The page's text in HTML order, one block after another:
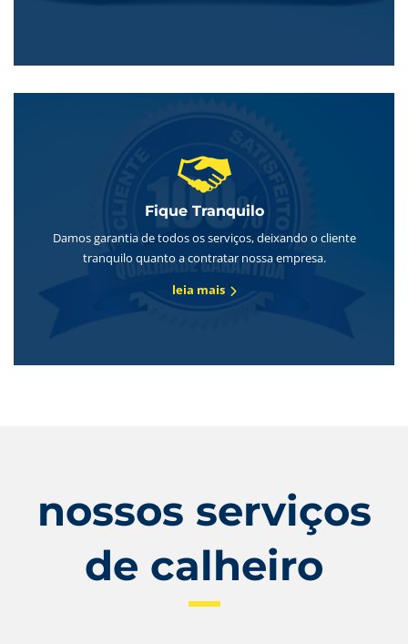
Fique Tranquilo
Damos garantia de todos os serviços, deixando o cliente
tranquilo quanto a contratar nossa empresa.
leia mais
nossos serviços
de calheiro